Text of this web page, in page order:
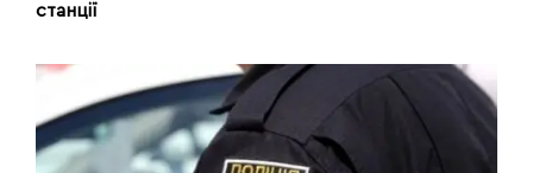
станції